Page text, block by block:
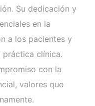
Su dedicación y
en la
a los pacientes y
práctica clínica.
con la
valores que